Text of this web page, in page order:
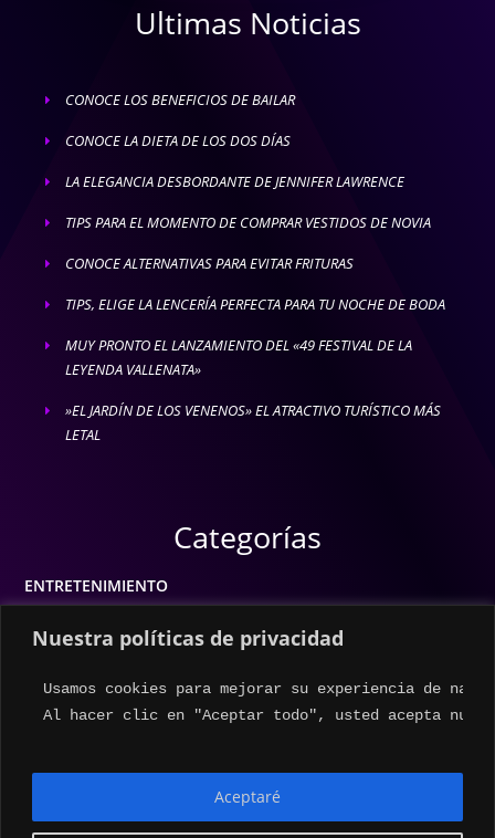
Nuestra políticas de privacidad
Usamos cookies para mejorar su experiencia de
Al hacer clic en "Aceptar todo", usted acepta
Aceptaré
Ultimas Noticias
E CONOCE LOS BENEFICIOS DE BAILAR
E CONOCE LA DIETA DE LOS DOS DÍAS
E LA ELEGANCIA DESBORDANTE DE JENNIFER LAWRENCE
E TIPS PARA EL MOMENTO DE COMPRAR VESTIDOS DE NOVIA
E CONOCE ALTERNATIVAS PARA EVITAR FRITURAS
E TIPS, ELIGE LA LENCERÍA PERFECTA PARA TU NOCHE DE BODA
E
MUY PRONTO EL LANZAMIENTO DEL «49 FESTIVAL DE LA
LEYENDA VALLENATA»
E
»EL JARDÍN DE LOS VENENOS» EL ATRACTIVO TURÍSTICO MÁS
LETAL
Categorías
ENTRETENIMIENTO
ESTILO DE VIDA